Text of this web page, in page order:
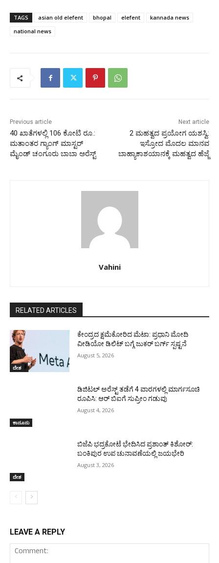
TAGS asian old elefent bhopal elefent
kannada news
national news
Previous article
40 ಖಾತೆಗಳಲ್ಲಿ 106 ಕೋಟಿ ರೂ.:
ಮತಾಂತರ ಗ್ಯಾಂಗ್ ಮಾಸ್ಟರ್
ಮೈಂಡ್ ಚಂಗೂರು ಬಾಬಾ ಅರೆಸ್ಟ್
Next article
2 ಮಹತ್ವದ ಪ್ರಯೋಗ ಯಶಸ್ವಿ:
ಇಸ್ರೋದ ಮೊದಲ ಮಾನವ
ಬಾಹ್ಯಾಕಾಶಯಾನಕ್ಕೆ ಮಹತ್ವದ ಹೆಜ್ಜೆ
Vahini
RELATED ARTICLES
ದೇಶ
ಕೇಂದ್ರದ ಕ್ಷಮೆಕೋರಿದ ಮೆಟಾ: ಪ್ರಧಾನಿ ಮೋದಿ
ವೀಡಿಯೋ ಡಿಲಿಟ್ ಬಗ್ಗೆ ಜುಕರ್ ಬರ್ಗ್ ಸ್ಪಷ್ಟನೆ
August 5, 2026
ಕಾನೂನು
ಡಿಜಿಟಲ್ ಅರೆಸ್ಟ್ ತಡೆಗೆ 4 ವಾರಗಳಲ್ಲಿ ಮಾರ್ಗಸೂಚಿ
ರೂಪಿಸಿ: ಆರ್ ಬಿಐಗೆ ಸುಪ್ರೀಂ ಗಡುವು
August 4, 2026
ದೇಶ
ಬಿಜೆಪಿ ಭದ್ರಕೋಟೆ ಭೇದಿಸಿದ ಪ್ರಶಾಂತ್ ಕಿಶೋರ್:
ಬಂಕಿಪುರ ಉಪ ಚುನಾವಣೆಯಲ್ಲಿ ಜಯಭೇರಿ
August 3, 2026
LEAVE A REPLY